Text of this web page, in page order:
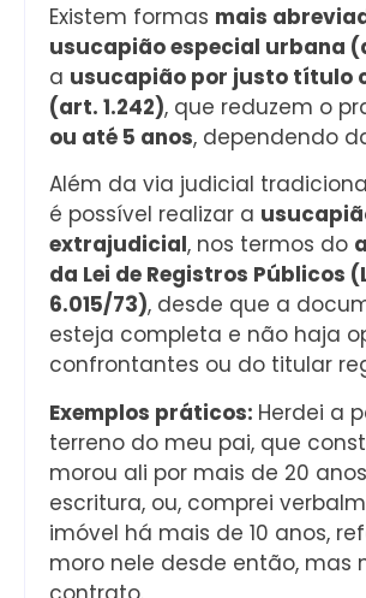
Existem formas mais
usucapião especial urbana
a usucapião por justo título
(art. 1.242), que reduzem o
ou até 5 anos, dependendo
Além da via judicial
é possível realizar a
extrajudicial, nos termos do
da Lei de Registros Públicos
6.015/73), desde que a
esteja completa e não haja
confrontantes ou do titular
Exemplos práticos: Herdei a
terreno do meu pai, que
morou ali por mais de 20
escritura, ou, comprei
imóvel há mais de 10 anos,
moro nele desde então, mas